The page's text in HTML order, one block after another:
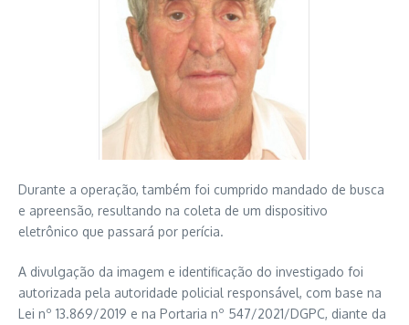
Durante a operação, também foi cumprido mandado de busca
e apreensão, resultando na coleta de um dispositivo
eletrônico que passará por perícia.
A divulgação da imagem e identificação do investigado foi
autorizada pela autoridade policial responsável, com base na
Lei nº 13.869/2019 e na Portaria nº 547/2021/DGPC, diante da